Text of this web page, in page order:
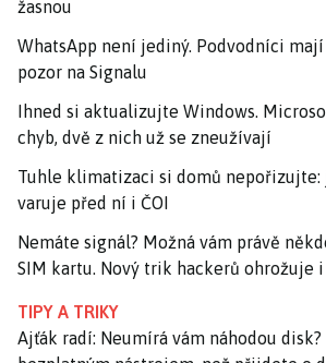
žasnou
WhatsApp není jediný. Podvodníci
pozor na Signalu
Ihned si aktualizujte Windows.
chyb, dvě z nich už se zneužívají
Tuhle klimatizaci si domů nepořizujte:
varuje před ní i ČOI
Nemáte signál? Možná vám právě
SIM kartu. Nový trik hackerů ohrožuje i
TIPY A TRIKY
Ajťák radí: Neumírá vám náhodou